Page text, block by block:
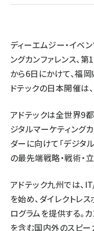
ディーエムジー・イベ
ングカンファレンス、
から6日にかけて、福
ドテックの日本開催は
アドテックは全世界9
ジタルマーケティング
ダーに向けて「デジタ
の最先端戦略・戦術・
アドテック九州では、
を始め、ダイレクトレ
ログラムを提供する。
を含む国内外のスピ